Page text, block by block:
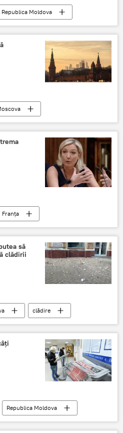
Republica Moldova
Filat
corupţie
cald
Franţa
Le Pen
rezultat
să
clădirii
clădire
municipală
Republica Moldova
şomeri